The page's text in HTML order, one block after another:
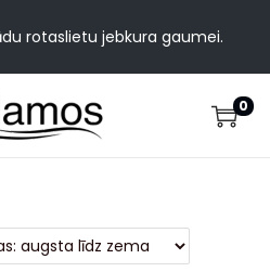
rotaslietu jebkura gaumei.
0